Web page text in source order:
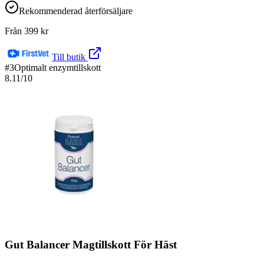
Rekommenderad återförsäljare
Från 399 kr
Till butik
#3Optimalt enzymtillskott
8.11/10
Gut Balancer Magtillskott För Häst